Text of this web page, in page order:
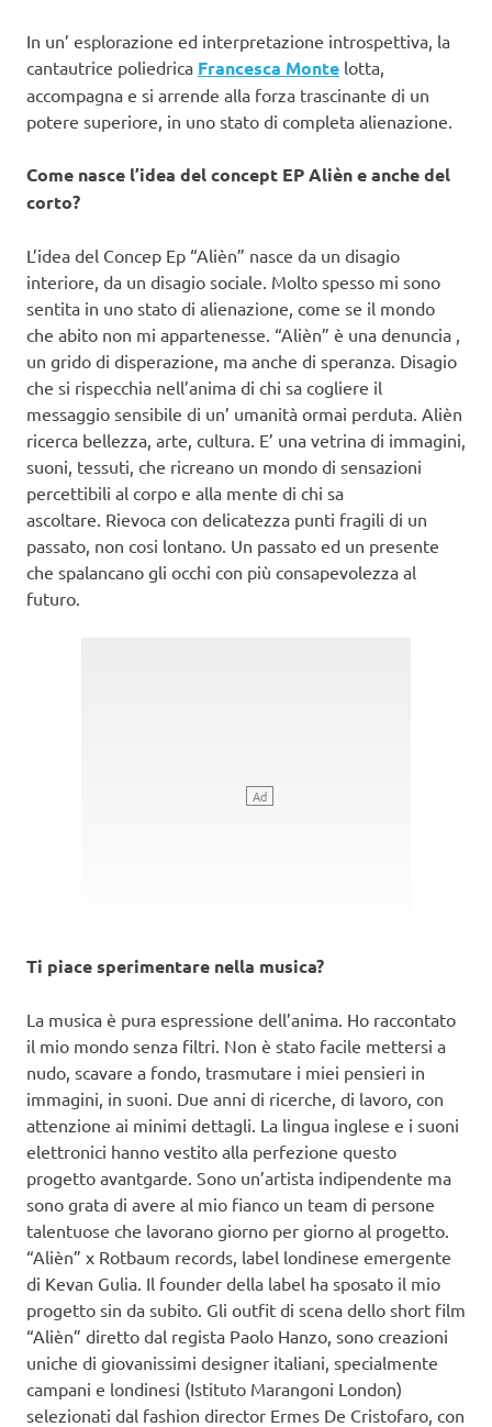
In un’ esplorazione ed interpretazione introspettiva, la
cantautrice poliedrica Francesca Monte lotta,
accompagna e si arrende alla forza trascinante di un
potere superiore, in uno stato di completa alienazione.
Come nasce l’idea del concept EP Alièn e anche del
corto?
L’idea del Concep Ep “Alièn” nasce da un disagio
interiore, da un disagio sociale. Molto spesso mi sono
sentita in uno stato di alienazione, come se il mondo
che abito non mi appartenesse. “Alièn” è una denuncia ,
un grido di disperazione, ma anche di speranza. Disagio
che si rispecchia nell’anima di chi sa cogliere il
messaggio sensibile di un’ umanità ormai perduta. Alièn
ricerca bellezza, arte, cultura. E’ una vetrina di immagini,
suoni, tessuti, che ricreano un mondo di sensazioni
percettibili al corpo e alla mente di chi sa
ascoltare. Rievoca con delicatezza punti fragili di un
passato, non cosi lontano. Un passato ed un presente
che spalancano gli occhi con più consapevolezza al
futuro.
Ti piace sperimentare nella musica?
La musica è pura espressione dell’anima. Ho raccontato
il mio mondo senza filtri. Non è stato facile mettersi a
nudo, scavare a fondo, trasmutare i miei pensieri in
immagini, in suoni. Due anni di ricerche, di lavoro, con
attenzione ai minimi dettagli. La lingua inglese e i suoni
elettronici hanno vestito alla perfezione questo
progetto avantgarde. Sono un’artista indipendente ma
sono grata di avere al mio fianco un team di persone
talentuose che lavorano giorno per giorno al progetto.
“Alièn” x Rotbaum records, label londinese emergente
di Kevan Gulia. Il founder della label ha sposato il mio
progetto sin da subito. Gli outfit di scena dello short film
“Alièn” diretto dal regista Paolo Hanzo, sono creazioni
uniche di giovanissimi designer italiani, specialmente
campani e londinesi (Istituto Marangoni London)
selezionati dal fashion director Ermes De Cristofaro, con